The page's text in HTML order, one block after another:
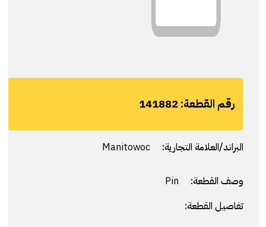
رقم القطعة:141882
البراند/العلامة التجارية: Manitowoc
وصف القطعة:
تفاصيل القطعة: